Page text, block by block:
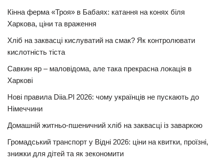
Кінна ферма «Троя» в Бабаях: катання на конях біля
Харкова, ціни та враження
Хліб на заквасці кислуватий на смак? Як контролювати
кислотність тіста
Савкин яр – маловідома, але така прекрасна локація в
Харкові
Нові правила Diia.Pl 2026: чому українців не пускають до
Німеччини
Домашній житньо-пшеничний хліб на заквасці із заваркою
Громадський транспорт у Відні 2026: ціни на квитки, проїзні,
знижки для дітей та як зекономити